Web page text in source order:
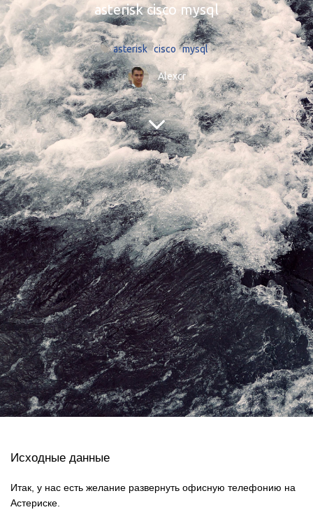
asterisk cisco mysql
asterisk cisco mysql
Alexcr
Исходные данные
Итак, у нас есть желание развернуть офисную телефонию на
Астериске.